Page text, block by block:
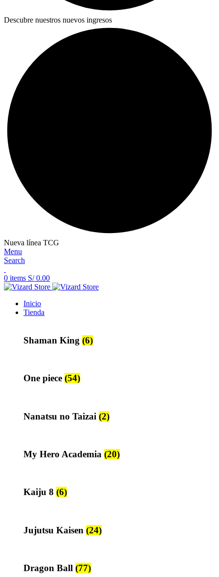
Descubre nuestros nuevos ingresos
Nueva línea TCG
Menu
Search
0 items S/0.00
Inicio
Tienda
Shaman King (6)
One piece (54)
Nanatsu no Taizai (2)
My Hero Academia (20)
Kaiju 8 (6)
Jujutsu Kaisen (24)
Dragon Ball (77)